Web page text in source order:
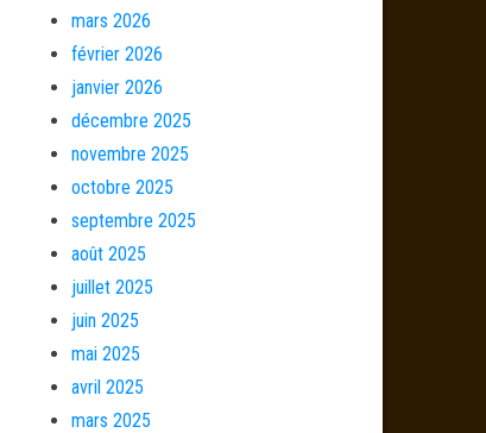
mars 2026
février 2026
janvier 2026
décembre 2025
novembre 2025
octobre 2025
septembre 2025
août 2025
juillet 2025
juin 2025
mai 2025
avril 2025
mars 2025